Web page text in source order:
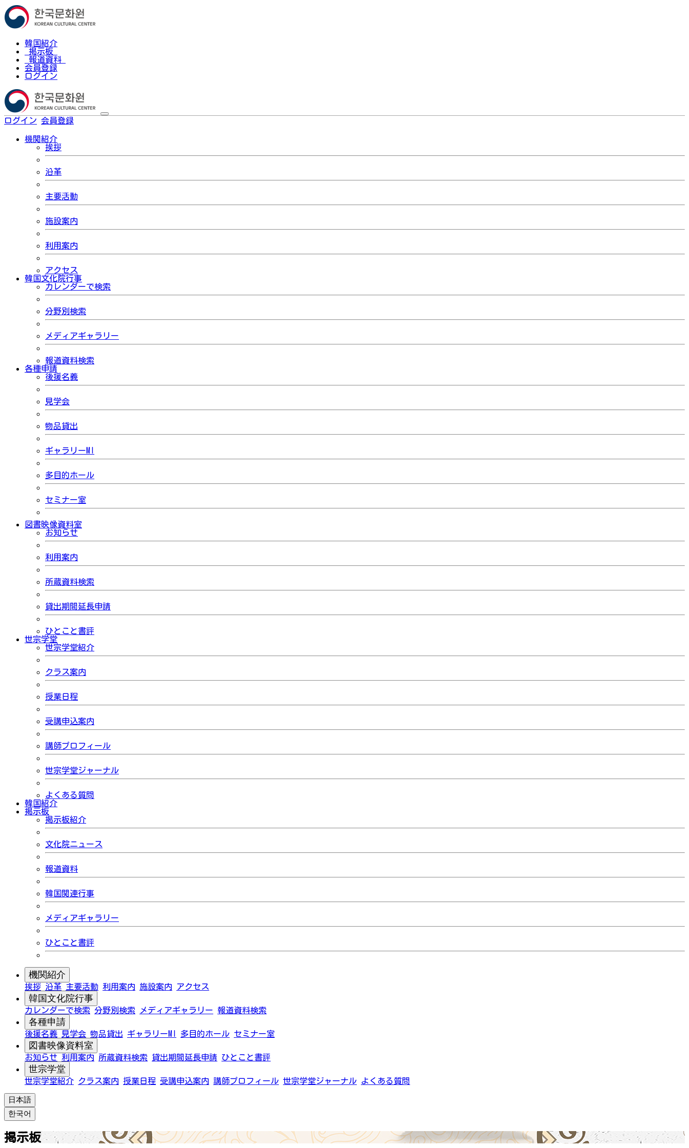
韓国紹介
掲示板
報道資料
会員登録
ログイン
ログイン 会員登録
機関紹介
挨拶
沿革
主要活動
施設案内
利用案内
アクセス
韓国文化院行事
カレンダーで検索
分野別検索
メディアギャラリー
報道資料検索
各種申請
後援名義
見学会
物品貸出
ギャラリーMI
多目的ホール
セミナー室
図書映像資料室
お知らせ
利用案内
所蔵資料検索
貸出期間延長申請
ひとこと書評
世宗学堂
世宗学堂紹介
クラス案内
授業日程
受講申込案内
講師プロフィール
世宗学堂ジャーナル
よくある質問
韓国紹介
掲示板
掲示板紹介
文化院ニュース
報道資料
韓国関連行事
メディアギャラリー
ひとこと書評
機関紹介
挨拶 沿革 主要活動 利用案内 施設案内 アクセス
韓国文化院行事
カレンダーで検索 分野別検索 メディアギャラリー 報道資料検索
各種申請
後援名義 見学会 物品貸出 ギャラリーMI 多目的ホール セミナー室
図書映像資料室
お知らせ 利用案内 所蔵資料検索 貸出期間延長申請 ひとこと書評
世宗学堂
世宗学堂紹介 クラス案内 授業日程 受講申込案内 講師プロフィール 世宗学堂ジャーナル よくある質問
日本語
한국어
掲示板